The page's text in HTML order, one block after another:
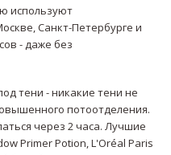
используют
Санкт-Петербурге и
- даже без
тени - никакие тени не
потоотделения.
через 2 часа. Лучшие
Primer Potion, L'Oréal Paris